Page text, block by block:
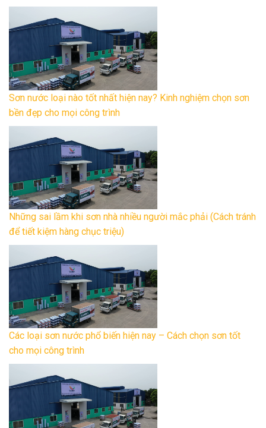
Sơn nước loại nào tốt nhất hiện nay? Kinh nghiệm chọn sơn
bền đẹp cho mọi công trình
Những sai lầm khi sơn nhà nhiều người mắc phải (Cách tránh
để tiết kiệm hàng chục triệu)
Các loại sơn nước phổ biến hiện nay – Cách chọn sơn tốt
cho mọi công trình